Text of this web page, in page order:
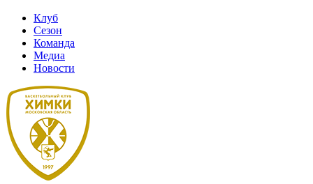
Клуб
Сезон
Команда
Медиа
Новости